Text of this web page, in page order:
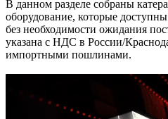
В данном разделе собраны
оборудование, которые
без необходимости ожидания
указана с НДС в России/
импортными пошлинами.